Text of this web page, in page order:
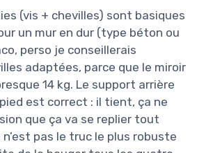
(vis + chevilles) sont basiques
un mur en dur (type béton ou
perso je conseillerais
adaptées, parce que le miroir
14 kg. Le support arrière
est correct : il tient, ça ne
que ça va se replier tout
pas le truc le plus robuste